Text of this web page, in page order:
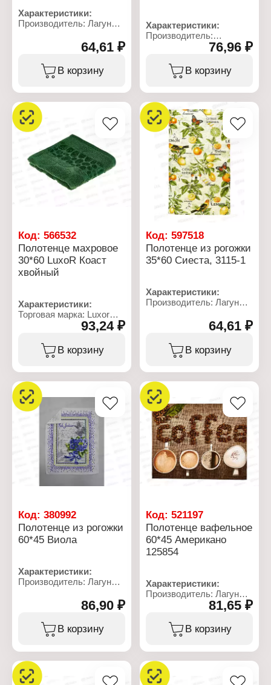
Характеристики:
Производитель: Лагуна
Тип товара: Полотенце
Модель: "Гурман"
Назначение: кухонное
Размер: 35х60 см
Состав: 100% хлопок
Плотность: 160 г/кв.м
64,61 ₽
В корзину
Характеристики:
Производитель:
Тип товара: Полотенце
Вид ткани: махровое
Размер: 30х60 см
Плотность: 380 г/кв.м
76,96 ₽
В корзину
Код: 566532
Полотенце махровое
30*60 LuxoR Коаст
хвойный
Характеристики:
Торговая марка: Luxor
Тип товара: Полотенце
Вид ткани: махровое
Размер: 30х60 см
Плотность: 400 г/кв.м
93,24 ₽
В корзину
Код:597518
Полотенце из рогожки
35*60 Сиеста, 3115-1
Характеристики:
Производитель: Лагуна
Тип товара: Полотенце
Модель: "Сиеста"
Назначение: кухонное
Размер: 35х60 см
Состав: 100% хлопок
Плотность: 160 г/кв.м
64,61 ₽
В корзину
Код: 380992
Полотенце из рогожки
60*45 Виола
Характеристики:
Производитель: Лагуна
Тип товара: Полотенце
Модель: "Виола"
Назначение: кухонное
Размер: 60х45 см
Состав: 100% хлопок
Плотность: 170 г/кв.м
86,90 ₽
В корзину
Код:521197
Полотенце вафельное
60*45 Американо
125854
Характеристики:
Производитель: Лагуна
Тип товара: Полотенце
Модель: "Американо"
Вид: вафельное
Состав: 100% хлопок
Плотность: 165 г/кв.м
81,65 ₽
В корзину